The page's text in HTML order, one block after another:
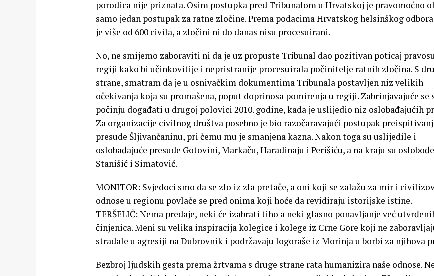
porodica nije priznata. Osim postupka pred Tribunalom u Hrvatskoj je pravomoćno
samo jedan postupak za ratne zločine. Prema podacima Hrvatskog helsinškog
je više od 600 civila, a zločini ni do danas nisu procesuirani.
No, ne smijemo zaboraviti ni da je uz propuste Tribunal dao pozitivan poticaj
regiji kako bi učinkovitije i nepristranije procesuirala počinitelje ratnih zločina. S
strane, smatram da je u osnivačkim dokumentima Tribunala postavljen niz velikih
očekivanja koja su promašena, poput doprinosa pomirenja u regiji. Zabrinjavajuće se
počinju događati u drugoj polovici 2010. godine, kada je uslijedio niz oslobađajućih
Za organizacije civilnog društva posebno je bio razočaravajući postupak
presude Šljivančaninu, pri čemu mu je smanjena kazna. Nakon toga su uslijedile i
oslobađajuće presude Gotovini, Markaču, Haradinaju i Perišiću, a na kraju su
Stanišić i Simatović.
MONITOR: Svjedoci smo da se zlo iz zla pretače, a oni koji se zalažu za mir i
odnose u regionu povlače se pred onima koji hoće da revidiraju istorijske istine.
TERŠELIČ: Nema predaje, neki će izabrati tiho a neki glasno ponavljanje već
činjenica. Meni su velika inspiracija kolegice i kolege iz Crne Gore koji ne
stradale u agresiji na Dubrovnik i podržavaju logoraše iz Morinja u borbi za njihova
Bezbroj ljudskih gesta prema žrtvama s druge strane rata humanizira naše odnose.